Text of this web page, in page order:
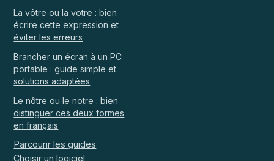
La vôtre ou la votre : bien
écrire cette expression et
éviter les erreurs
Brancher un écran à un PC
portable : guide simple et
solutions adaptées
Le nôtre ou le notre : bien
distinguer ces deux formes
en français
Parcourir les guides
Choisir un logiciel